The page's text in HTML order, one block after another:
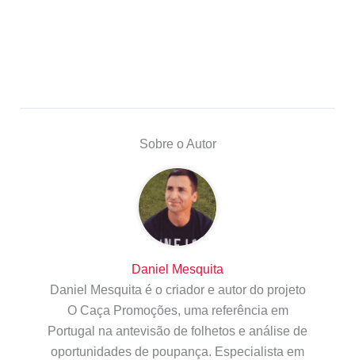
Sobre o Autor
Daniel Mesquita
Daniel Mesquita é o criador e autor do projeto
O Caça Promoções, uma referência em
Portugal na antevisão de folhetos e análise de
oportunidades de poupança. Especialista em